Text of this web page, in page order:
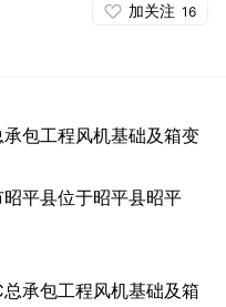
加关注 16
包工程风机基础及箱变
平县位于昭平县昭平
承包工程风机基础及箱